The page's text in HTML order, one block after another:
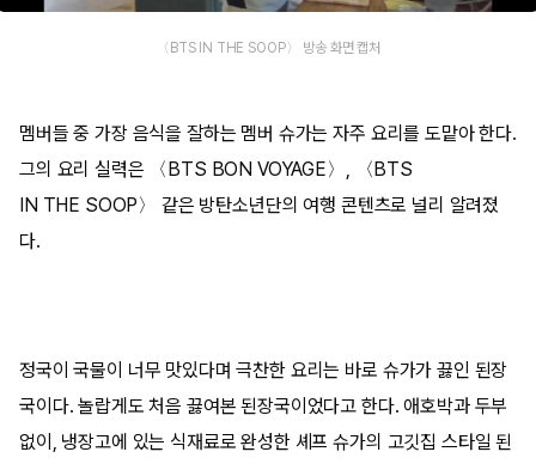
〈BTS IN THE SOOP〉 방송 화면 캡처
멤버들 중 가장 음식을 잘하는 멤버 슈가는 자주 요리를 도맡아 한다.
그의 요리 실력은 〈BTS BON VOYAGE〉, 〈BTS
IN THE SOOP〉 같은 방탄소년단의 여행 콘텐츠로 널리 알려졌
다.
정국이 국물이 너무 맛있다며 극찬한 요리는 바로 슈가가 끓인 된장
국이다. 놀랍게도 처음 끓여본 된장국이었다고 한다. 애호박과 두부
없이, 냉장고에 있는 식재료로 완성한 셰프 슈가의 고깃집 스타일 된